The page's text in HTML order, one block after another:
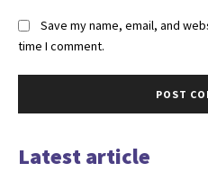
Save my name, email, and
time I comment.
Latest article